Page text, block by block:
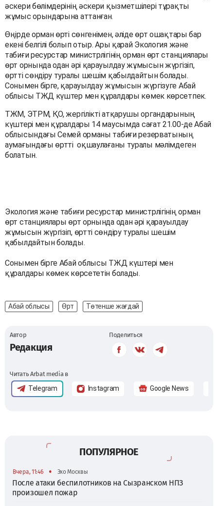
әскери бөлімдерінің әскери қызметшілері тұрақты
жұмыс орындарына аттанған.
Өңірде орман өрті сөнгенімен, әліде өрт ошақтары бар
екені белгілі болып отыр. Ары қарай Экология және
табиғи ресурстар министрлігінің орман өрт станциялары
өрт орнында одан әрі қарауылдау жұмысын жүргізіп,
өртті сөндіру туралы шешім қабылдайтын болады.
Сонымен бірге, қарауылдау жұмысын жүргізуге Абай
облысы ТЖД күштер мен құралдары көмек көрсетпек.
ТЖМ, ЭТРМ, ҚО, жергілікті атқарушы органдарының
күштері мен құралдары 14 маусымда сағат 21.00-де Абай
облысындағы Семей орманы табиғи резерватының
аумағындағы өртті оқшаулағаны туралы мәлімдеген
болатын.
Экология және табиғи ресурстар министрлігінің орман
өрт станциялары өрт орнында одан әрі қарауылдау
жұмысын жүргізіп, өртті сөндіру туралы шешім
қабылдайтын болады.
Сонымен бірге Абай облысы ТЖД күштері мен
құралдары көмек көрсететін болады.
Абай облысы Өрт Төтенше жағдай
Автор
Редакция
Поделиться
Читать Arbat media в
Telegram Instagram Google News
ПОПУЛЯРНОЕ
Вчера, 11:46 • Эхо Москвы
После атаки беспилотников на Сызранском НПЗ
произошел пожар